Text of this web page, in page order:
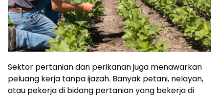
Sektor pertanian dan perikanan juga menawarkan
peluang kerja tanpa ijazah. Banyak petani, nelayan,
atau pekerja di bidang pertanian yang bekerja di